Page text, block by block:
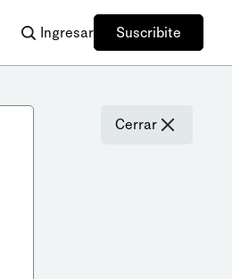
Ingresar Suscribite
Cerrar